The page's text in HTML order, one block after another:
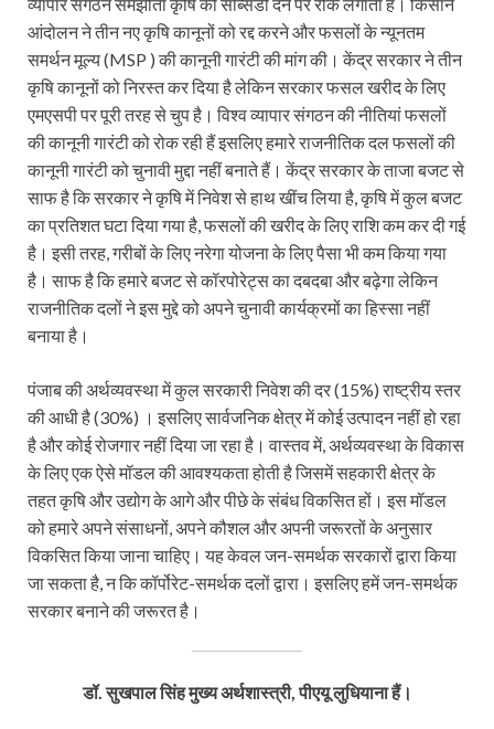
आंदोलन ने तीन नए कृषि कानूनों को रद्द करने और फसलों के न्यूनतम
समर्थन मूल्य (MSP ) की कानूनी गारंटी की मांग की। केंद्र सरकार ने तीन
कृषि कानूनों को निरस्त कर दिया है लेकिन सरकार फसल खरीद के लिए
एमएसपी पर पूरी तरह से चुप है। विश्व व्यापार संगठन की नीतियां फसलों
की कानूनी गारंटी को रोक रही हैं इसलिए हमारे राजनीतिक दल फसलों की
कानूनी गारंटी को चुनावी मुद्दा नहीं बनाते हैं। केंद्र सरकार के ताजा बजट से
साफ है कि सरकार ने कृषि में निवेश से हाथ खींच लिया है, कृषि में कुल बजट
का प्रतिशत घटा दिया गया है, फसलों की खरीद के लिए राशि कम कर दी गई
है। इसी तरह, गरीबों के लिए नरेगा योजना के लिए पैसा भी कम किया गया
है। साफ है कि हमारे बजट से कॉरपोरेट्स का दबदबा और बढ़ेगा लेकिन
राजनीतिक दलों ने इस मुद्दे को अपने चुनावी कार्यक्रमों का हिस्सा नहीं
बनाया है।
पंजाब की अर्थव्यवस्था में कुल सरकारी निवेश की दर (15%) राष्ट्रीय स्तर
की आधी है (30%) । इसलिए सार्वजनिक क्षेत्र में कोई उत्पादन नहीं हो रहा
है और कोई रोजगार नहीं दिया जा रहा है। वास्तव में, अर्थव्यवस्था के विकास
के लिए एक ऐसे मॉडल की आवश्यकता होती है जिसमें सहकारी क्षेत्र के
तहत कृषि और उद्योग के आगे और पीछे के संबंध विकसित हों। इस मॉडल
को हमारे अपने संसाधनों, अपने कौशल और अपनी जरूरतों के अनुसार
विकसित किया जाना चाहिए। यह केवल जन-समर्थक सरकारों द्वारा किया
जा सकता है, न कि कॉर्पोरेट-समर्थक दलों द्वारा। इसलिए हमें जन-समर्थक
सरकार बनाने की जरूरत है।
डॉ. सुखपाल सिंह मुख्य अर्थशास्त्री, पीएयू लुधियाना हैं।